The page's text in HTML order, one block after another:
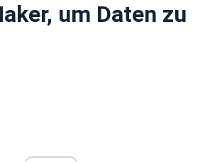
um Daten zu